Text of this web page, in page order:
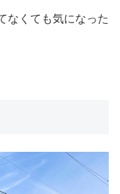
なくても気になった